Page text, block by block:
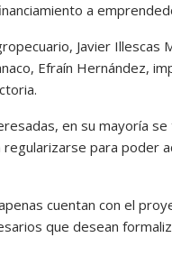
a
Javier Illescas
Efraín Hernández,
en su mayoría
para poder
cuentan con el
que desean